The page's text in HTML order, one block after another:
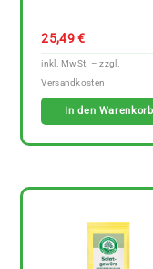
25,49€
In den Warenkorb